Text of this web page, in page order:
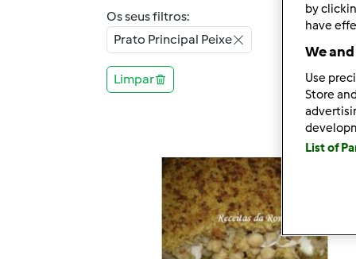
Os seus filtros:
Prato Principal Peixe
Limpar
by
have
We
Use
Store
List of